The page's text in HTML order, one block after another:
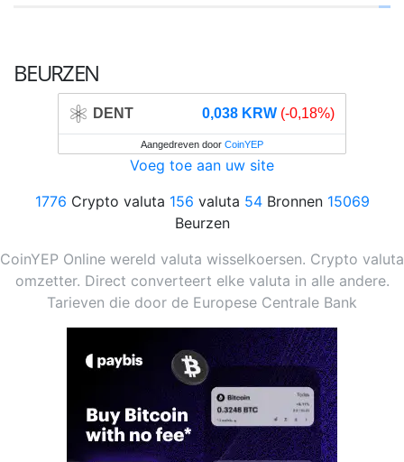
BEURZEN
DENT 0,038 KRW (-0,18%)
Aangedreven door CoinYEP
Voeg toe aan uw site
1776 Crypto valuta 156 valuta 54Bronnen 15069
Beurzen
CoinYEP Online wereld valuta wisselkoersen. Crypto valuta
omzetter. Direct converteert elke valuta in alle andere.
Tarieven die door de Europese Centrale Bank